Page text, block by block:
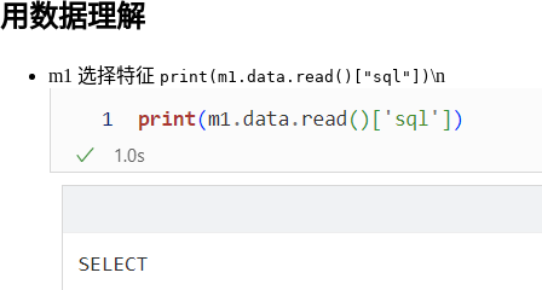
用数据理解
m1 选择特征 print(m1.data.read()["sql"]) \n